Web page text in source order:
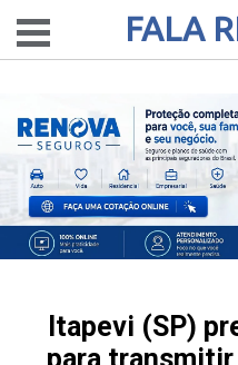
FALA
Itapevi (SP)